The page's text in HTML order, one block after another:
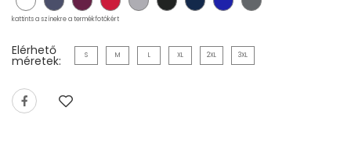
kattints a színekre a termékfotókért
Elérhető
méretek: S M L XL 2XL 3XL